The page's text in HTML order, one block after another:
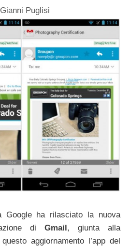
Gianni Puglisi
Google ha rilasciato la nuova
di Gmail, giunta alla
aggiornamento l’app del